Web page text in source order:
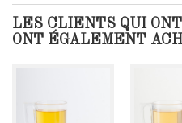
LES CLIENTS QUI
ONT ÉGALEMENT